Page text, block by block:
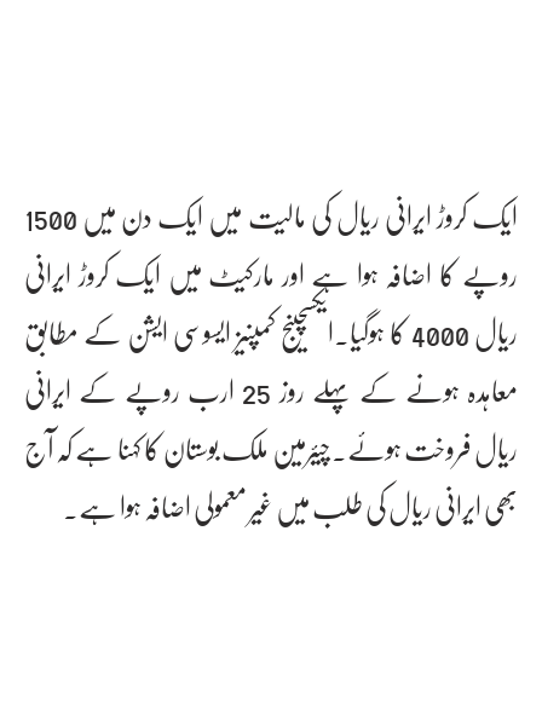
ایک کروڑ ایرانی ریال کی مالیت میں ایک دن میں 1500
روپے کا اضافہ ہوا ہے اور مارکیٹ میں ایک کروڑ ایرانی
ریال 4000 کا ہوگیا۔ایکسچینج کمپنیز ایسوسی ایشن کے مطابق
معاہدہ ہونے کے پہلے روز 25 ارب روپے کے ایرانی
ریال فروخت ہوئے۔چیئرمین ملک بوستان کا کہنا ہے کہ آج
بھی ایرانی ریال کی طلب میں غیر معمولی اضافہ ہوا ہے۔